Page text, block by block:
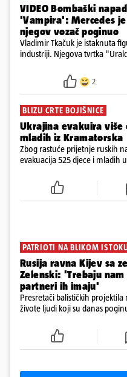
VIDEO Bombaški
'Vampira': Mercedes
njegov vozač poginuo
Vladimir Tkačuk je istaknuta
industriji. Njegova tvrtka
View) dronove iz obitelji "Upir"
2
BLIZU CRTE BOJIŠNICE
Ukrajina evakuira više
mladih iz Kramatorska
Zbog rastuće prijetnje ruskih
evakuacija 525 djece i mladih
PATRIOTI NA BLIKOM
Rusija ravna Kijev sa
Zelenski: 'Trebaju
partneri ih imaju'
Presretači balističkih projektila
živote ljudi koji su danas